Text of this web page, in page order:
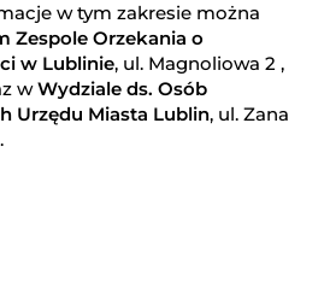
w tym zakresie można
Zespole Orzekania o
w Lublinie, ul. Magnoliowa 2 ,
wWydziale ds. Osób
Urzędu Miasta Lublin, ul. Zana